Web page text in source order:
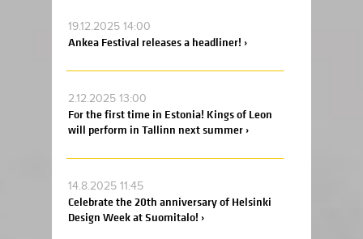
19.12.2025 14:00
Ankea Festival releases a headliner! ›
2.12.2025 13:00
For the first time in Estonia! Kings of Leon
will perform in Tallinn next summer ›
14.8.2025 11:45
Celebrate the 20th anniversary of Helsinki
Design Week at Suomitalo! ›